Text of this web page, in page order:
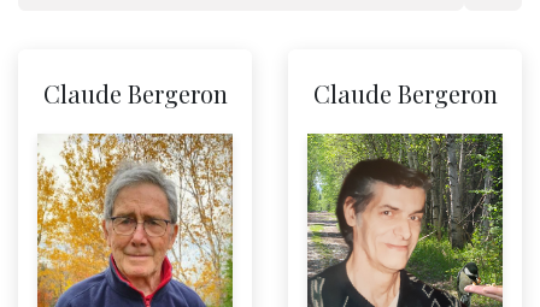
Claude Bergeron Claude Bergeron